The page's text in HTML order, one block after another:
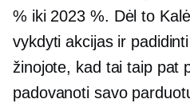
% iki 2023 %. Dėl to
vykdyti akcijas ir
žinojote, kad tai taip pat
padovanoti savo